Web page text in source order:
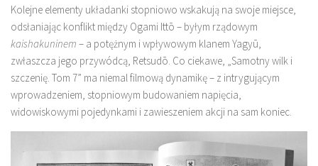
Kolejne elementy układanki stopniowo wskakują na swoje miejsce,
odsłaniając konflikt między Ogami Ittō – byłym rządowym
kaishakuninem – a potężnym i wpływowym klanem Yagyū,
zwłaszcza jego przywódcą, Retsudō. Co ciekawe, „Samotny wilk i
szczenię. Tom 7” ma niemal filmową dynamikę – z intrygującym
wprowadzeniem, stopniowym budowaniem napięcia,
widowiskowymi pojedynkami i zawieszeniem akcji na sam koniec.